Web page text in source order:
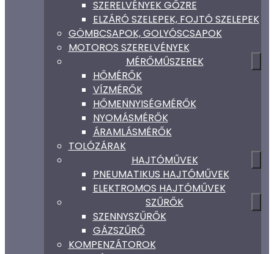
SZERELVÉNYEK GŐZRE
ELZÁRÓ SZELEPEK, FOJTÓ SZELEPEK
GÖMBCSAPOK, GOLYÓSCSAPOK
MOTOROS SZERELVÉNYEK
MÉRŐMŰSZEREK
HŐMÉRŐK
VÍZMÉRŐK
HŐMENNYISÉGMÉRŐK
NYOMÁSMÉRŐK
ÁRAMLÁSMÉRŐK
TOLÓZÁRAK
HAJTÓMŰVEK
PNEUMATIKUS HAJTÓMŰVEK
ELEKTROMOS HAJTÓMŰVEK
SZŰRŐK
SZENNYSZŰRŐK
GÁZSZŰRŐ
KOMPENZÁTOROK